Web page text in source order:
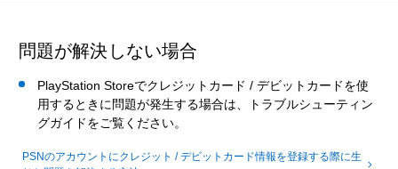
問題が解決しない場合
PlayStation Storeでクレジットカード / デビットカードを使
用するときに問題が発生する場合は、トラブルシューティン
グガイドをご覧ください。
PSNのアカウントにクレジット / デビットカード情報を登録する際に生